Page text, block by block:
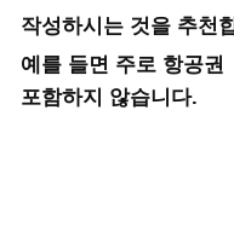
작성하시는 것을 추천
예를 들면 주로 항공
포함하지 않습니다.